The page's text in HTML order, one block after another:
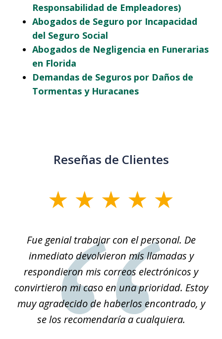
Responsabilidad de Empleadores)
Abogados de Seguro por Incapacidad
del Seguro Social
Abogados de Negligencia en Funerarias
en Florida
Demandas de Seguros por Daños de
Tormentas y Huracanes
Reseñas de Clientes
Fue genial trabajar con el personal. De
inmediato devolvieron mis llamadas y
respondieron mis correos electrónicos y
convirtieron mi caso en una prioridad. Estoy
muy agradecido de haberlos encontrado, y
se los recomendaría a cualquiera.